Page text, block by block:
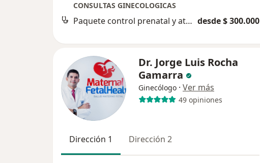
CONSULTAS GINECOLOGICAS
Paquete control prenatal y atención al parto desde $ 300.000
Dr. Jorge Luis Rocha
Gamarra
Ginecólogo · Ver más
49 opiniones
Dirección 1 Dirección 2